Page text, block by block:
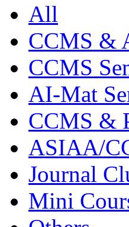
All
CCMS &
CCMS
AI-Mat
CCMS &
ASIAA/
Journal
Mini